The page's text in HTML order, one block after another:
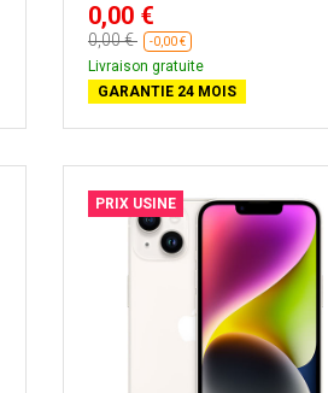
0,00 €
0,00 € -0,00 €
Livraison gratuite
GARANTIE 24 MOIS
PRIX USINE